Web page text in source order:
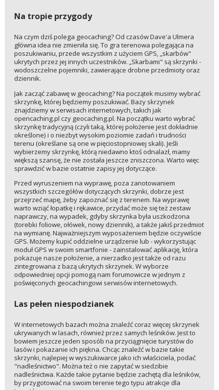
Na tropie przygody
Na czym dziś polega geocaching? Od czasów Dave'a Ulmera
główna idea nie zmieniła się. To gra terenowa polegająca na
poszukiwaniu, przede wszystkim z użyciem GPS, „skarbów"
ukrytych przez jej innych uczestników. „Skarbami" są skrzynki -
wodoszczelne pojemniki, zawierające drobne przedmioty oraz
dziennik.
Jak zacząć zabawę w geocaching? Na początek musimy wybrać
skrzynkę, której będziemy poszukiwać. Bazy skrzynek
znajdziemy w serwisach internetowych, takich jak
opencaching.pl czy geocaching.pl. Na początku warto wybrać
skrzynkę tradycyjną (czyli taką, której położenie jest dokładnie
określone) i o niezbyt wysokim poziomie zadań i trudności
terenu (określane są one w pięciostopniowej skali). Jeśli
wybierzemy skrzynkę, którą niedawno ktoś odnalazł, mamy
większą szansę, że nie została jeszcze zniszczona. Warto więc
sprawdzić w bazie ostatnie zapisy jej dotyczące.
Przed wyruszeniem na wyprawę, poza zanotowaniem
wszystkich szczegółów dotyczących skrzynki, dobrze jest
przejrzeć mapę, żeby zapoznać się z terenem. Na wyprawę
warto wziąć łopatkę i rękawice, przydać może się też zestaw
naprawczy, na wypadek, gdyby skrzynka była uszkodzona
(torebki foliowe, ołówek, nowy dziennik), a także jakiś przedmiot
na wymianę. Najważniejszym wyposażeniem będzie oczywiście
GPS. Możemy kupić oddzielne urządzenie lub - wykorzystując
moduł GPS w swoim smartfonie - zainstalować aplikację, która
pokazuje nasze położenie, a nierzadko jest także od razu
zintegrowana z bazą ukrytych skrzynek. W wyborze
odpowiedniej opcji pomogą nam forumowicze w jednym z
poświęconych geocachingowi serwisów internetowych.
Las pełen niespodzianek
W internetowych bazach można znaleźć coraz więcej skrzynek
ukrywanych w lasach, również przez samych leśników. Jest to
bowiem jeszcze jeden sposób na przyciągnięcie turystów do
lasów i pokazanie ich piękna. Chcąc znaleźć w bazie takie
skrzynki, najlepiej w wyszukiwarce jako ich właściciela, podać
"nadleśnictwo". Można też o nie zapytać w siedzibie
nadleśnictwa. Każde takie pytanie będzie zachętą dla leśników,
by przygotować na swoim terenie tego typu atrakcje dla